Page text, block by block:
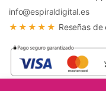
info@espiraldigital.es
★★★★★ Reseñas